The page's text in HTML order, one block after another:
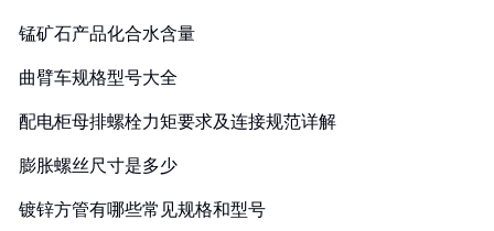
锰矿石产品化合水含量
曲臂车规格型号大全
配电柜母排螺栓力矩要求及连接规范详解
膨胀螺丝尺寸是多少
镀锌方管有哪些常见规格和型号